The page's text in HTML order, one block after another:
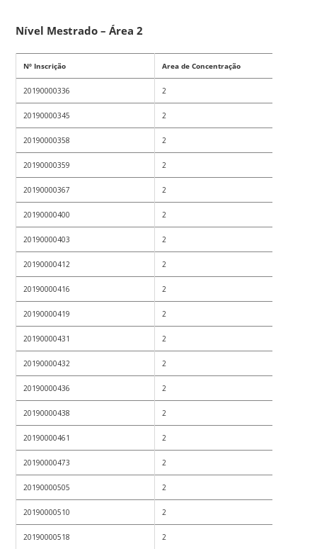
Nível Mestrado – Área 2
Nº Inscrição Area de Concentração
20190000336 2
20190000345 2
20190000358 2
20190000359 2
20190000367 2
20190000400 2
20190000403 2
20190000412 2
20190000416 2
20190000419 2
20190000431 2
20190000432 2
20190000436 2
20190000438 2
20190000461 2
20190000473 2
20190000505 2
20190000510 2
20190000518 2